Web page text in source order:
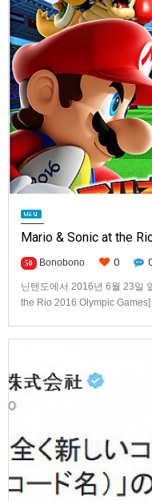
Mario & Sonic at the
50 Bonobono 0
닌텐도에서 2016년 6월 23일
the Rio 2016 Olympic